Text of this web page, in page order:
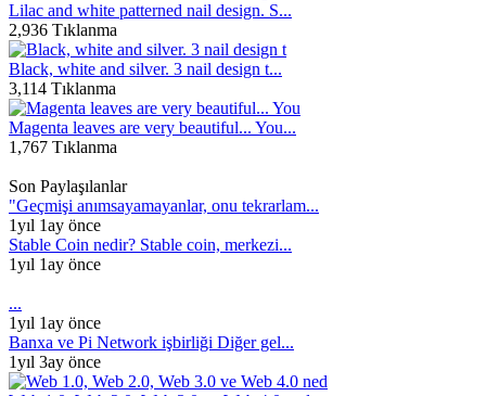
Lilac and white patterned nail design. S...
2,936 Tıklanma
Black, white and silver. 3 nail design t...
3,114 Tıklanma
Magenta leaves are very beautiful... You...
1,767 Tıklanma
Son Paylaşılanlar
"Geçmişi anımsayamayanlar, onu tekrarlam...
1yıl 1ay önce
Stable Coin nedir? Stable coin, merkezi...
1yıl 1ay önce
...
1yıl 1ay önce
Banxa ve Pi Network işbirliği Diğer gel...
1yıl 3ay önce